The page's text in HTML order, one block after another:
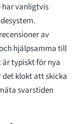
har vanligtvis
av
hjälpsamma till
är typiskt för nya
klokt att skicka
svarstiden